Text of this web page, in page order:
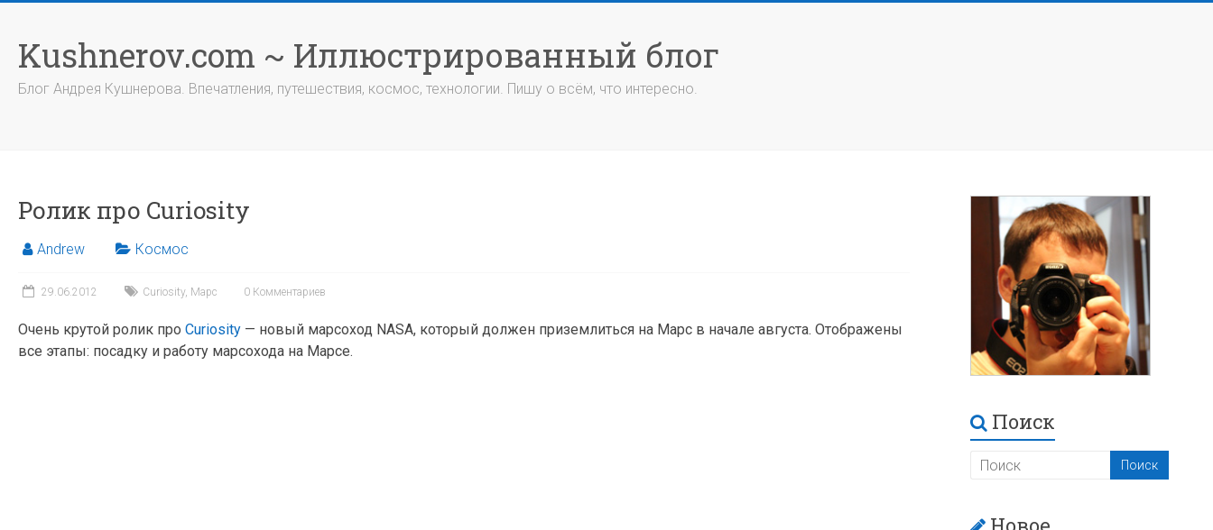
содержимому
Kushnerov.com ~ Иллюстрированный блог
Блог Андрея Кушнерова. Впечатления, путешествия, космос, технологии. Пишу о всём, что интересно.
Ролик про Curiosity
Andrew Космос
29.06.2012 Curiosity, Марс 0 Комментариев
Очень крутой ролик про Curiosity — новый марсоход NASA, который должен приземлиться на Марс в начале августа. Отображены
все этапы: посадку и работу марсохода на Марсе.
Поиск